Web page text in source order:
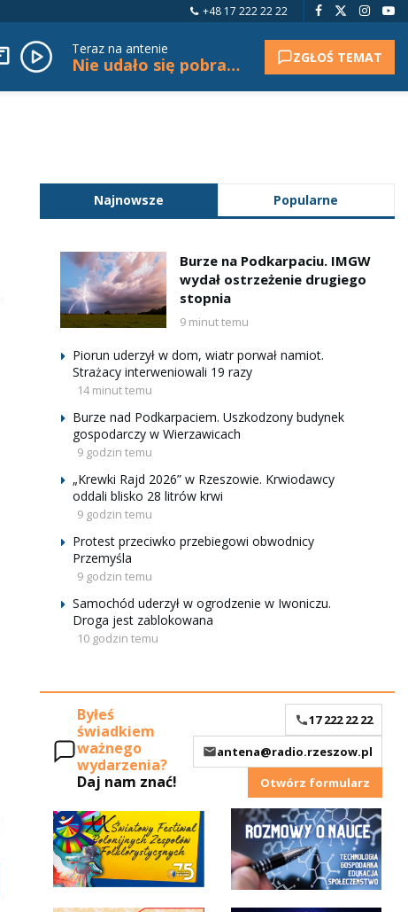
+48 17 222 22 22
Teraz na antenie
Nie udało się pobrać tytułu. ZGŁOŚ TEMAT
Najnowsze Popularne
Burze na Podkarpaciu. IMGW
wydał ostrzeżenie drugiego
stopnia
9 minut temu
Piorun uderzył w dom, wiatr porwał namiot.
Strażacy interweniowali 19 razy
14 minut temu
Burze nad Podkarpaciem. Uszkodzony budynek
gospodarczy w Wierzawicach
9 godzin temu
„Krewki Rajd 2026” w Rzeszowie. Krwiodawcy
oddali blisko 28 litrów krwi
9 godzin temu
Protest przeciwko przebiegowi obwodnicy
Przemyśla
9 godzin temu
Samochód uderzył w ogrodzenie w Iwoniczu.
Droga jest zablokowana
10 godzin temu
Byłeś
świadkiem
ważnego
wydarzenia?
Daj nam znać!
17 222 22 22
antena@radio.rzeszow.pl
Otwórz formularz